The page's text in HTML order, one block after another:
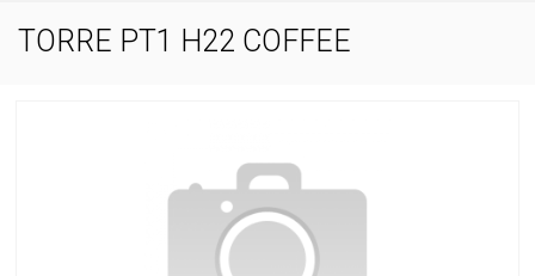
TORRE PT1 H22 COFFEE